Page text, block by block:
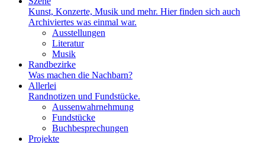
Kunst, Konzerte, Musik und mehr. Hier finden sich auch
Archiviertes was einmal war.
Ausstellungen
Literatur
Musik
Randbezirke
Was machen die Nachbarn?
Allerlei
Randnotizen und Fundstücke.
Aussenwahrnehmung
Fundstücke
Buchbesprechungen
Projekte